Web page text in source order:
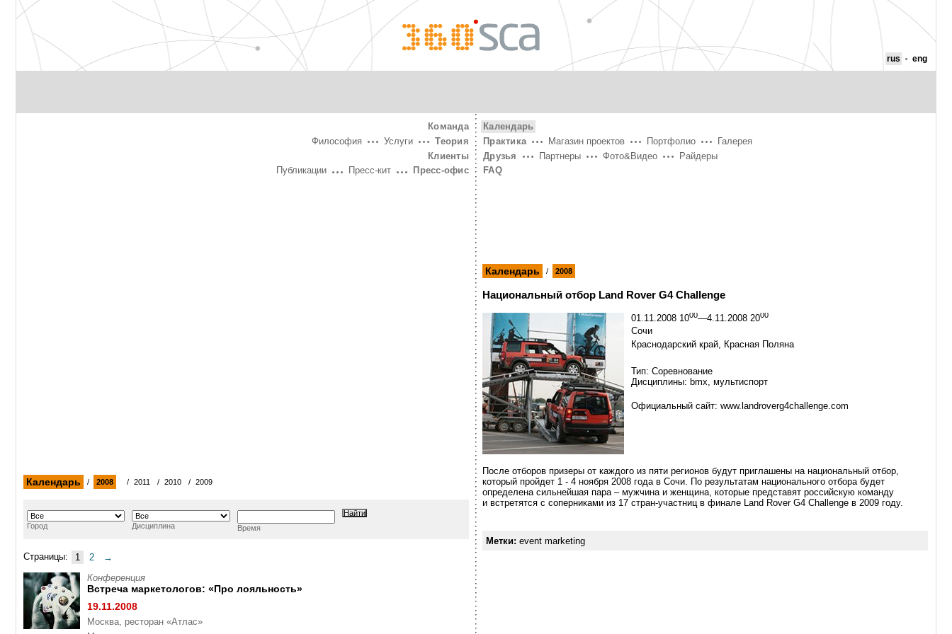
360° SCA
rus eng
Команда
Теория
Услуги
Философия
Клиенты
Пресс-офис
Пресс-кит
Публикации
Календарь / 2008 / 2011 / 2010 / 2009
Город Дисциплина Время
Страницы: 1 2
→
Конференция
Встреча маркетологов: «Про лояльность»
19.11.2008
Москва, ресторан «Атлас»
Календарь
Практика
Магазин проектов Портфолио
Галерея
Друзья
Партнеры Фото&Видео
Райдеры
FAQ
Календарь / 2008
Национальный отбор Land Rover G4 Challenge
01.11.2008 1000—4.11.2008 2000
Сочи
Краснодарский край, Красная Поляна
Тип: Cоревнование
Дисциплины: bmx, мультиспорт
Официальный сайт: www.landroverg4challenge.com
После отборов призеры от каждого из пяти регионов будут приглашены на национальный отбор,
который пройдет 1 - 4 ноября 2008 года в Сочи. По результатам национального отбора будет
определена сильнейшая пара – мужчина и женщина, которые представят российскую команду
и встретятся с соперниками из 17 стран-участниц в финале Land Rover G4 Challenge в 2009 году.
Метки: event marketing